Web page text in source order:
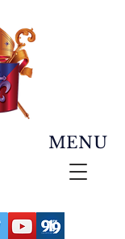
MENU